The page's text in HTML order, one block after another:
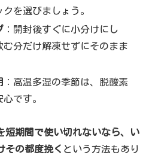
を選びましょう。
：開封後すぐに小分けにし
分だけ解凍せずにそのまま
：高温多湿の季節は、脱酸素
です。
短期間で使い切れないなら、い
その都度挽く という方法もあり